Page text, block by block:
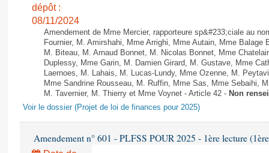
dépôt :
08/11/2024
Amendement de Mme Mercier, rapporteure sp&#233;ciale au
Fournier, M. Amirshahi, Mme Arrighi, Mme Autain, Mme
M. Biteau, M. Arnaud Bonnet, M. Nicolas Bonnet, Mme
Duplessy, Mme Garin, M. Damien Girard, M. Gustave, Mme
Laernoes, M. Lahais, M. Lucas-Lundy, Mme Ozenne, M.
Mme Sandrine Rousseau, M. Ruffin, Mme Sas, Mme Sebaihi,
M. Tavernier, M. Thierry et Mme Voynet - Article 42 - Non
Voir le dossier (Projet de loi de finances pour 2025)
Amendement n° 601 - PLFSS POUR 2025 - 1ère lecture